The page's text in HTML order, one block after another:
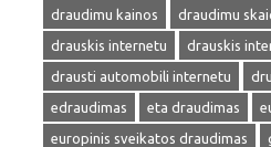
draudimu kainos
draudimu
drauskis internetu
drauskis
drausti automobili internetu
edraudimas
eta draudimas
europinis sveikatos draudimas